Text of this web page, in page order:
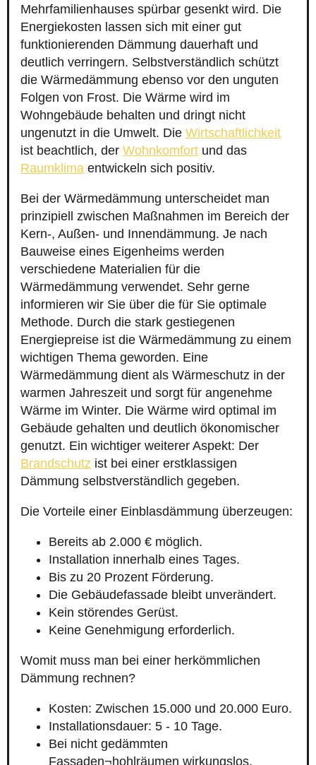
Mehrfamilienhauses spürbar gesenkt wird. Die
Energiekosten lassen sich mit einer gut
funktionierenden Dämmung dauerhaft und
deutlich verringern. Selbstverständlich schützt
die Wärmedämmung ebenso vor den unguten
Folgen von Frost. Die Wärme wird im
Wohngebäude behalten und dringt nicht
ungenutzt in die Umwelt. Die Wirtschaftlichkeit
ist beachtlich, der Wohnkomfort und das
Raumklima entwickeln sich positiv.
Bei der Wärmedämmung unterscheidet man
prinzipiell zwischen Maßnahmen im Bereich der
Kern-, Außen- und Innendämmung. Je nach
Bauweise eines Eigenheims werden
verschiedene Materialien für die
Wärmedämmung verwendet. Sehr gerne
informieren wir Sie über die für Sie optimale
Methode. Durch die stark gestiegenen
Energiepreise ist die Wärmedämmung zu einem
wichtigen Thema geworden. Eine
Wärmedämmung dient als Wärmeschutz in der
warmen Jahreszeit und sorgt für angenehme
Wärme im Winter. Die Wärme wird optimal im
Gebäude gehalten und deutlich ökonomischer
genutzt. Ein wichtiger weiterer Aspekt: Der
Brandschutz ist bei einer erstklassigen
Dämmung selbstverständlich gegeben.
Die Vorteile einer Einblasdämmung überzeugen:
Bereits ab 2.000 € möglich.
Installation innerhalb eines Tages.
Bis zu 20 Prozent Förderung.
Die Gebäudefassade bleibt unverändert.
Kein störendes Gerüst.
Keine Genehmigung erforderlich.
Womit muss man bei einer herkömmlichen
Dämmung rechnen?
Kosten: Zwischen 15.000 und 20.000 Euro.
Installationsdauer: 5 - 10 Tage.
Bei nicht gedämmten
Fassaden¬hohlräumen wirkungslos.